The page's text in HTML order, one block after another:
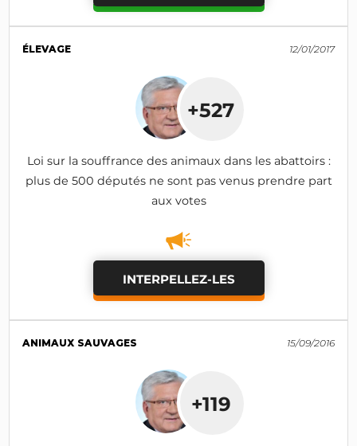
ÉLEVAGE 12/01/2017
+527
Loi sur la souffrance des animaux dans les abattoirs :
plus de 500 députés ne sont pas venus prendre part
aux votes
INTERPELLEZ-LES
ANIMAUX SAUVAGES 15/09/2016
+119